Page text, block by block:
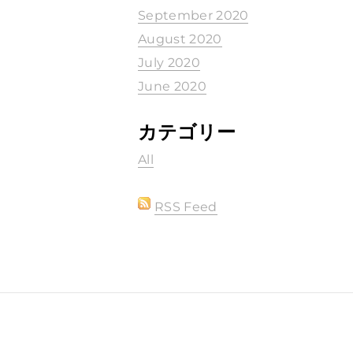
September 2020
August 2020
July 2020
June 2020
カテゴリー
All
RSS Feed